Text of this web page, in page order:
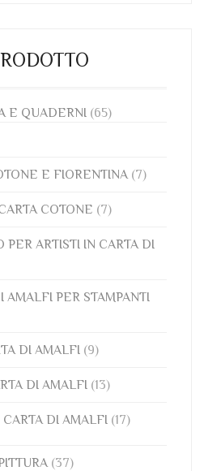
E QUADERNI (65)
E FIORENTINA (7)
COTONE (7)
PER ARTISTI IN CARTA DI
AMALFI PER STAMPANTI
DI AMALFI (9)
DI AMALFI (13)
DI AMALFI (17)
(37)